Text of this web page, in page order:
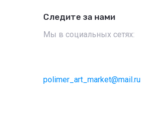
Следите за нами
Мы в социальных сетях:
polimer_art_market@mail.ru